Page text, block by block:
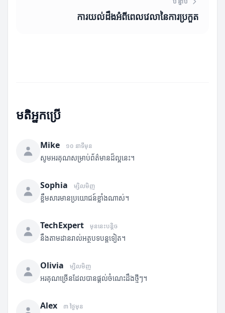
ការយល់ដឹងអំពីពេលវេលានៃការប្រកួត
មតិអ្នកប្រើ
Mike ១០ នាទីមុន
សូមអរគុណសម្រាប់ព័ត៌មានដ៏ល្អនេះ។
Sophia ម្សិលមិញ
ខ្លឹមសារមានប្រយោជន៍ខ្លាំងណាស់។
TechExpert មុននេះបន្តិច
នឹងតាមដានរាល់អត្ថបទបន្តទៀត។
Olivia ម្សិលមិញ
អរគុណច្រើនដែលបានផ្តល់ចំណេះដឹងថ្មីៗ។
Alex ៣ ថ្ងៃមុន